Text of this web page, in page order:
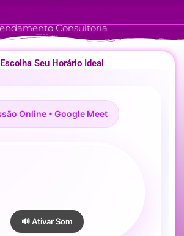
Consultoria
Seu Horário Ideal
Online • Google Meet
🔊 Ativar Som